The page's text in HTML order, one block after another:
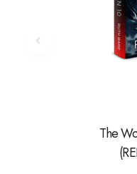
The